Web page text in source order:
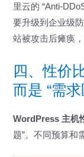
里云的 “Anti-
要升级到企业级
站被攻击后瘫痪
四、性价
而是 “需求
WordPress 主机
题”。不同预算和